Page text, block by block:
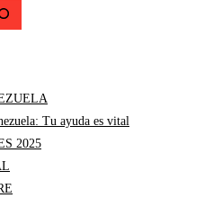
Tu ayuda es vital
2025